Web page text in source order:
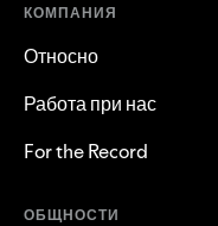
КОМПАНИЯ
Относно
Работа при нас
For the Record
ОБЩНОСТИ